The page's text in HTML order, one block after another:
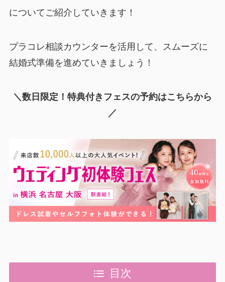
についてご紹介していきます！
プラコレ相談カウンターを活用して、スムーズに
結婚式準備を進めていきましょう！
＼数日限定！特典付きフェスの予約はこちらから
／
目次